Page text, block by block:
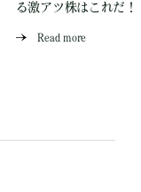
る激アツ株はこれだ！
Read more